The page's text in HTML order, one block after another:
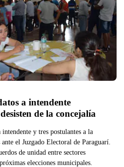
a intendente
de la concejalía
y tres postulantes a la
el Juzgado Electoral de Paraguarí.
de unidad entre sectores
elecciones municipales.